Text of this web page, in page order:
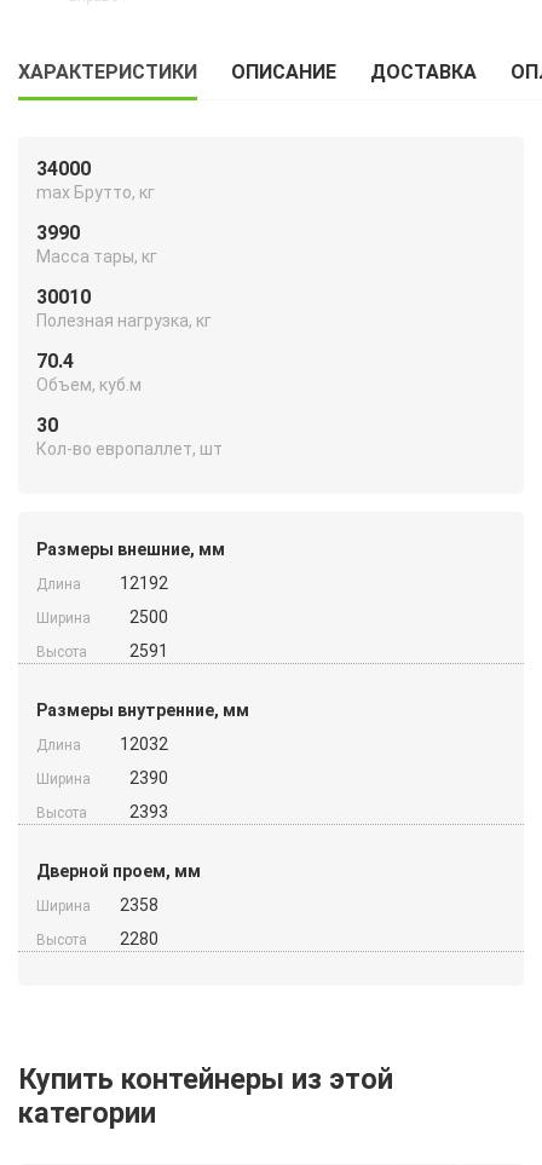
ХАРАКТЕРИСТИКИ ОПИСАНИЕ ДОСТАВКА
34000
max Брутто, кг
3990
Масса тары, кг
30010
Полезная нагрузка, кг
70.4
Объем, куб.м
30
Кол-во европаллет, шт
Размеры внешние, мм
Длина 12192
Ширина 2500
Высота 2591
Размеры внутренние, мм
Длина 12032
Ширина 2390
Высота 2393
Дверной проем, мм
Ширина 2358
Высота 2280
Купить контейнеры из этой
категории